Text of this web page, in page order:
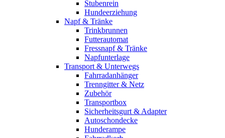
Stubenrein
Hundeerziehung
Napf & Tränke
Trinkbrunnen
Futterautomat
Fressnapf & Tränke
Napfunterlage
Transport & Unterwegs
Fahrradanhänger
Trenngitter & Netz
Zubehör
Transportbox
Sicherheitsgurt & Adapter
Autoschondecke
Hunderampe